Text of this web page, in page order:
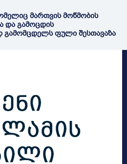
მართვის მოწმობის
და გამოცდის
ფული შესთავაზა